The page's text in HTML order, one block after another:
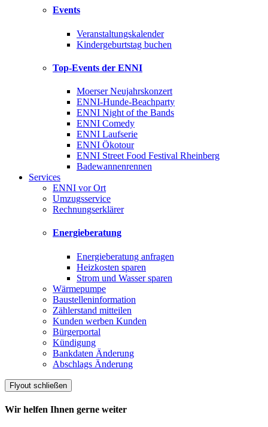
Events
Veranstaltungskalender
Kindergeburtstag buchen
Top-Events der ENNI
Moerser Neujahrskonzert
ENNI-Hunde-Beachparty
ENNI Night of the Bands
ENNI Comedy
ENNI Laufserie
ENNI Ökotour
ENNI Street Food Festival Rheinberg
Badewannenrennen
Services
ENNI vor Ort
Umzugsservice
Rechnungserklärer
Energieberatung
Energieberatung anfragen
Heizkosten sparen
Strom und Wasser sparen
Wärmepumpe
Baustelleninformation
Zählerstand mitteilen
Kunden werben Kunden
Bürgerportal
Kündigung
Bankdaten Änderung
Abschlags Änderung
Flyout schließen
Wir helfen Ihnen gerne weiter